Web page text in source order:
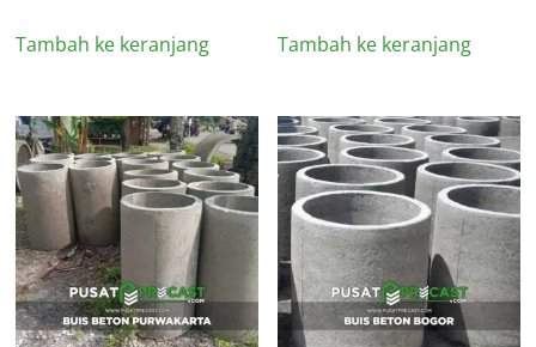
Tambah ke keranjang Tambah ke keranjang